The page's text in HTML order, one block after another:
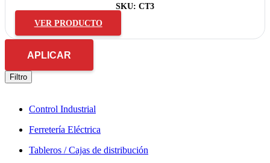
SKU: CT3
VER PRODUCTO
APLICAR
Filtro
Control Industrial
Ferretería Eléctrica
Tableros / Cajas de distribución